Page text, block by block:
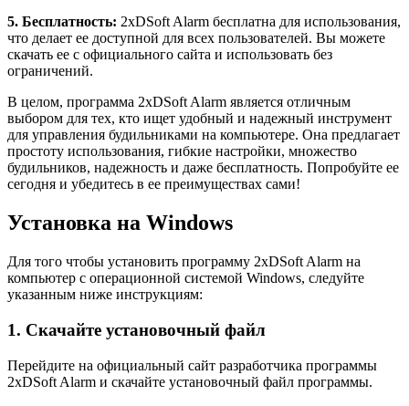
5. Бесплатность: 2xDSoft Alarm бесплатна для использования,
что делает ее доступной для всех пользователей. Вы можете
скачать ее с официального сайта и использовать без
ограничений.
В целом, программа 2xDSoft Alarm является отличным
выбором для тех, кто ищет удобный и надежный инструмент
для управления будильниками на компьютере. Она предлагает
простоту использования, гибкие настройки, множество
будильников, надежность и даже бесплатность. Попробуйте ее
сегодня и убедитесь в ее преимуществах сами!
Установка на Windows
Для того чтобы установить программу 2xDSoft Alarm на
компьютер с операционной системой Windows, следуйте
указанным ниже инструкциям:
1. Скачайте установочный файл
Перейдите на официальный сайт разработчика программы
2xDSoft Alarm и скачайте установочный файл программы.